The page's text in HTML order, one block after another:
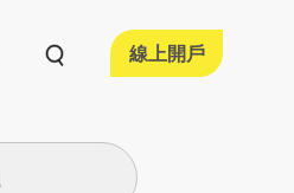
線上開戶